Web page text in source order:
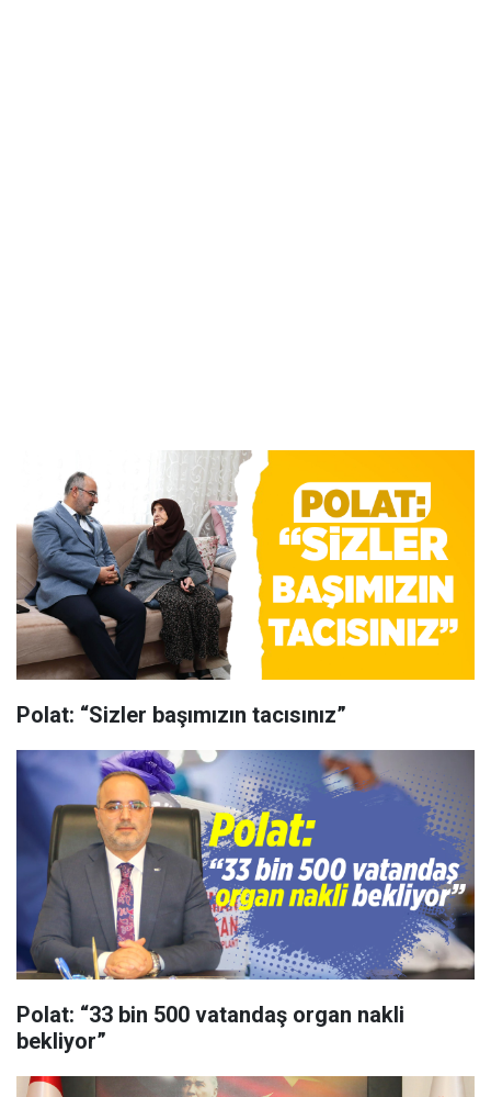
Polat: “Sizler başımızın tacısınız”
Polat: “33 bin 500 vatandaş organ nakli
bekliyor”